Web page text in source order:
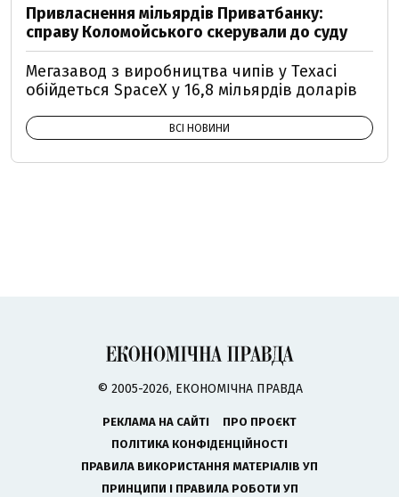
Привласнення мільярдів Приватбанку:
справу Коломойського скерували до суду
Мегазавод з виробництва чипів у Техасі
обійдеться SpaceX у 16,8 мільярдів доларів
ВСІ НОВИНИ
© 2005-2026, ЕКОНОМІЧНА ПРАВДА
РЕКЛАМА НА САЙТІ
ПРО ПРОЄКТ
ПОЛІТИКА КОНФІДЕНЦІЙНОСТІ
ПРАВИЛА ВИКОРИСТАННЯ МАТЕРІАЛІВ УП
ПРИНЦИПИ І ПРАВИЛА РОБОТИ УП